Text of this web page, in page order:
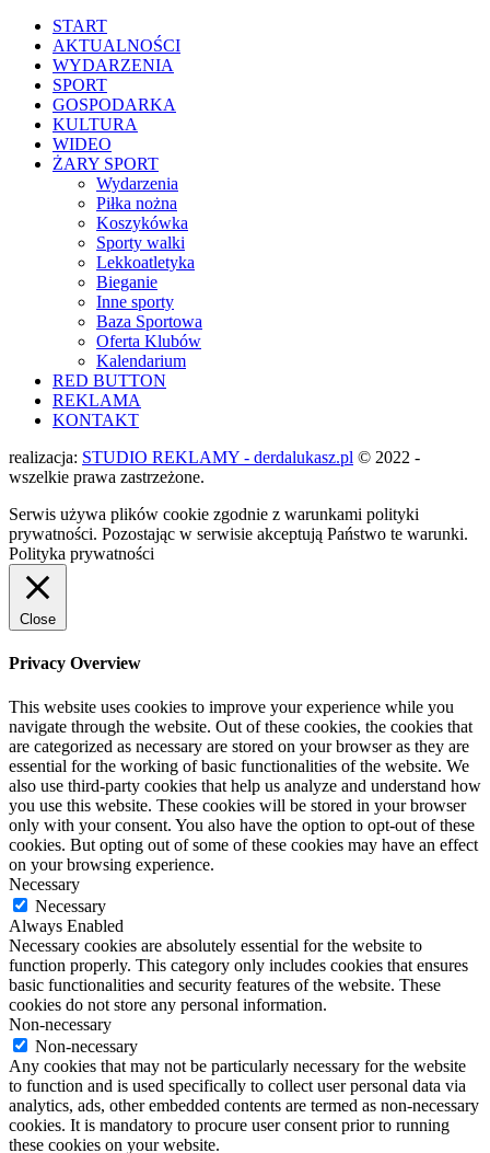
START
AKTUALNOŚCI
WYDARZENIA
SPORT
GOSPODARKA
KULTURA
WIDEO
ŻARY SPORT
Wydarzenia
Piłka nożna
Koszykówka
Sporty walki
Lekkoatletyka
Bieganie
Inne sporty
Baza Sportowa
Oferta Klubów
Kalendarium
RED BUTTON
REKLAMA
KONTAKT
realizacja: STUDIO REKLAMY - derdalukasz.pl © 2022 -
wszelkie prawa zastrzeżone.
Serwis używa plików cookie zgodnie z warunkami polityki
prywatności. Pozostając w serwisie akceptują Państwo te warunki.
Polityka prywatności
Close
Privacy Overview
This website uses cookies to improve your experience while you
navigate through the website. Out of these cookies, the cookies that
are categorized as necessary are stored on your browser as they are
essential for the working of basic functionalities of the website. We
also use third-party cookies that help us analyze and understand how
you use this website. These cookies will be stored in your browser
only with your consent. You also have the option to opt-out of these
cookies. But opting out of some of these cookies may have an effect
on your browsing experience.
Necessary
Necessary
Always Enabled
Necessary cookies are absolutely essential for the website to
function properly. This category only includes cookies that ensures
basic functionalities and security features of the website. These
cookies do not store any personal information.
Non-necessary
Non-necessary
Any cookies that may not be particularly necessary for the website
to function and is used specifically to collect user personal data via
analytics, ads, other embedded contents are termed as non-necessary
cookies. It is mandatory to procure user consent prior to running
these cookies on your website.